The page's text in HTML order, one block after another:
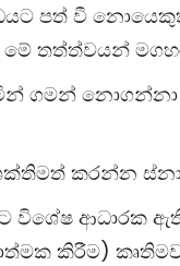
පත් වී
තත්ත්වයන්
ගමන්
ශක්තිමත් කරන්න
විශේෂ ආධාරක
කිරීම) කෘතිමව